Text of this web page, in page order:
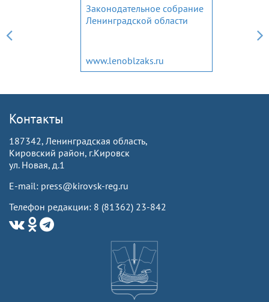
Законодательное собрание
Ленинградской области
www.lenoblzaks.ru
Контакты
187342, Ленинградская область,
Кировский район, г.Кировск
ул. Новая, д.1
E-mail: press@kirovsk-reg.ru
Телефон редакции: 8 (81362) 23-842